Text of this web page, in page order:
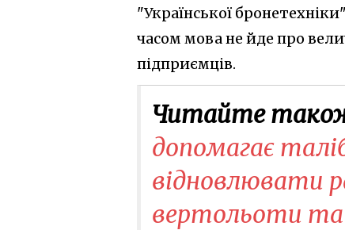
"Української
часом мова не йде про
підприємців.
Читайте
допомагає
відновлювати
вертольоти та